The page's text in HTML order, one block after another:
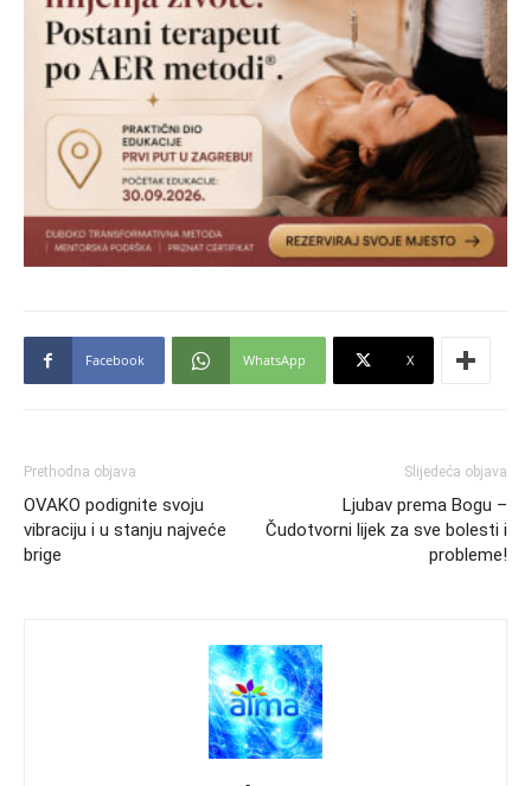
Facebook WhatsApp X
Prethodna objava
OVAKO podignite svoju
vibraciju i u stanju najveće
brige
Slijedeća objava
Ljubav prema Bogu –
Čudotvorni lijek za sve bolesti i
probleme!